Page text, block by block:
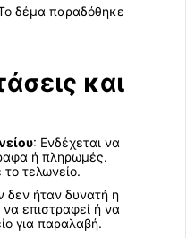
δέμα παραδόθηκε
και
: Ενδέχεται να
ή πληρωμές.
το τελωνείο.
δεν ήταν δυνατή η
επιστραφεί ή να
για παραλαβή.